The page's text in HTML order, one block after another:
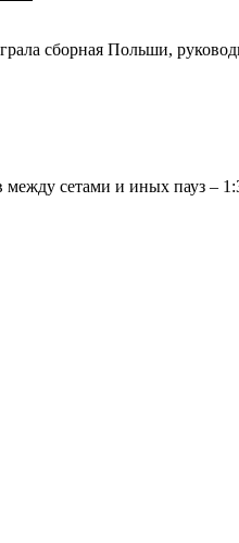
сборная Польши,
сетами и иных пауз –